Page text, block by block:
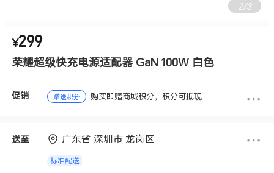
3/3
¥299
荣耀超级快充电源适配器 GaN 100W 白色
促销 赠送积分 购买即赠商城积分，积分可抵现
送至 广东省 深圳市 龙岗区
标准配送